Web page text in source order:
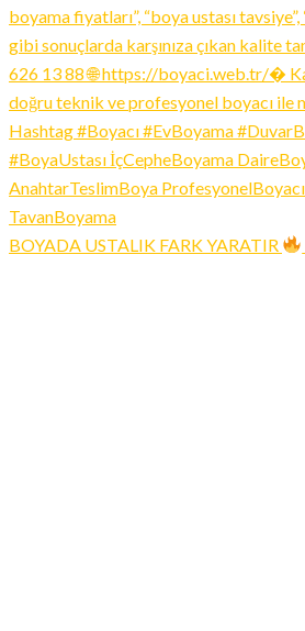
BOYADA USTALIK FARK YARATIR